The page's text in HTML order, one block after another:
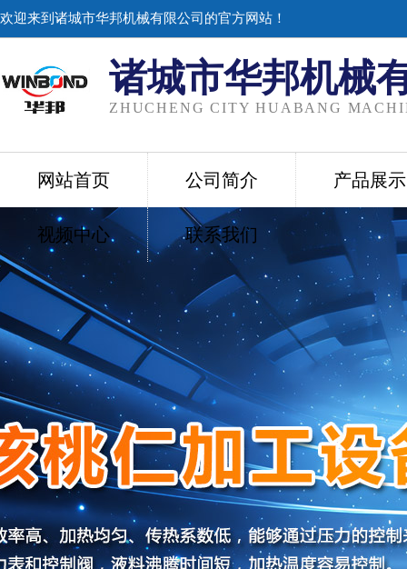
欢迎来到诸城市华邦机械有限公司的官方网站！
诸城市华邦机械
ZHUCHENG CITY HUABANG
网站首页 公司简介 产品展示
视频中心 联系我们